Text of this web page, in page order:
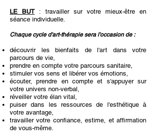
LE BUT : travailler sur votre mieux-être en
séance individuelle.
Chaque cycle d'art-thérapie sera l'occasion de :
découvrir les bienfaits de l'art dans votre
parcours de vie,
prendre en compte votre parcours sanitaire,
stimuler vos sens et libérer vos émotions,
écouter, prendre en compte et s'appuyer sur
votre univers non-verbal,
réveiller votre élan vital,
puiser dans les ressources de l'esthétique à
votre avantage,
travailler votre confiance, estime, et affirmation
de vous-même.